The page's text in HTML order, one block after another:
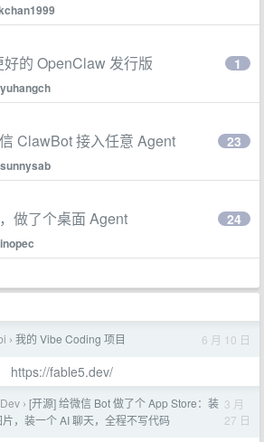
的 OpenClaw 发行版
yuhangch
1
ClawBot 接入任意 Agent
sunnysab
23
做了个桌面 Agent 24
› 我的 Vibe Coding 项目 6 月 10 日
https://fable5.dev/
› [开源] 给微信 Bot 做了个 App Store：装
，装一个 AI 聊天，全程不写代码
3 月
27 日